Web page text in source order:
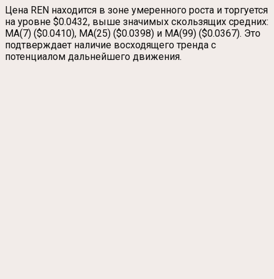
Цена REN находится в зоне умеренного роста и торгуется
на уровне $0.0432, выше значимых скользящих средних:
MA(7) ($0.0410), MA(25) ($0.0398) и MA(99) ($0.0367). Это
подтверждает наличие восходящего тренда с
потенциалом дальнейшего движения.